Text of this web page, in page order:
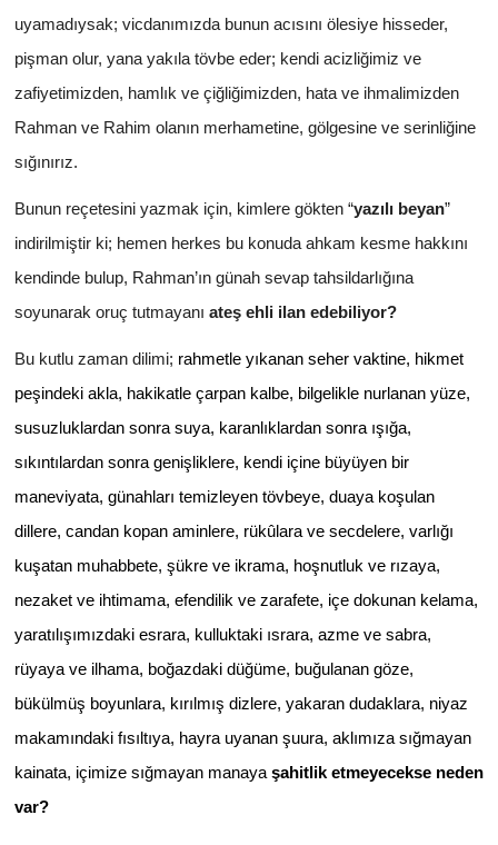
uyamadıysak; vicdanımızda bunun acısını ölesiye hisseder,
pişman olur, yana yakıla tövbe eder; kendi acizliğimiz ve
zafiyetimizden, hamlık ve çiğliğimizden, hata ve ihmalimizden
Rahman ve Rahim olanın merhametine, gölgesine ve serinliğine
sığınırız.
Bunun reçetesini yazmak için, kimlere gökten “yazılı beyan”
indirilmiştir ki; hemen herkes bu konuda ahkam kesme hakkını
kendinde bulup, Rahman’ın günah sevap tahsildarlığına
soyunarak oruç tutmayanı ateş ehli ilan edebiliyor?
Bu kutlu zaman dilimi; rahmetle yıkanan seher vaktine, hikmet
peşindeki akla, hakikatle çarpan kalbe, bilgelikle nurlanan yüze,
susuzluklardan sonra suya, karanlıklardan sonra ışığa,
sıkıntılardan sonra genişliklere, kendi içine büyüyen bir
maneviyata, günahları temizleyen tövbeye, duaya koşulan
dillere, candan kopan aminlere, rükûlara ve secdelere, varlığı
kuşatan muhabbete, şükre ve ikrama, hoşnutluk ve rızaya,
nezaket ve ihtimama, efendilik ve zarafete, içe dokunan kelama,
yaratılışımızdaki esrara, kulluktaki ısrara, azme ve sabra,
rüyaya ve ilhama, boğazdaki düğüme, buğulanan göze,
bükülmüş boyunlara, kırılmış dizlere, yakaran dudaklara, niyaz
makamındaki fısıltıya, hayra uyanan şuura, aklımıza sığmayan
kainata, içimize sığmayan manayaşahitlik etmeyecekse neden
var?